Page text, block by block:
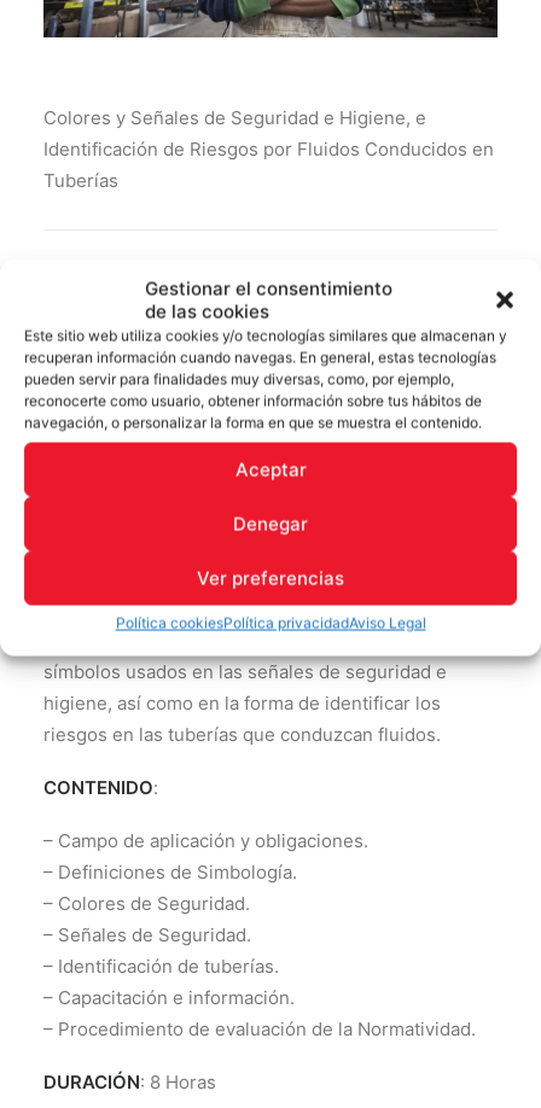
Gestionar el consentimiento
de las cookies
Este sitio web utiliza cookies y/o tecnologías similares que almacenan y
recuperan información cuando navegas. En general, estas tecnologías
pueden servir para finalidades muy diversas, como, por ejemplo,
reconocerte como usuario, obtener información sobre tus hábitos de
navegación, o personalizar la forma en que se muestra el contenido.
Aceptar
Denegar
Ver preferencias
Política cookiesPolítica privacidadAviso Legal
Colores y Señales de Seguridad e Higiene, e
Identificación de Riesgos por Fluidos Conducidos en
Tuberías
NOM-026-STPS-2008
NOM-026-STPS-2008
DESCRIPCIÓN
: Desarrollar las capacidades y habilidades
laborales relacionadas con el conocimiento e
interpretación de los colores, formas geométricas y
símbolos usados en las señales de seguridad e
higiene, así como en la forma de identificar los
riesgos en las tuberías que conduzcan fluidos.
CONTENIDO:
– Campo de aplicación y obligaciones.
– Definiciones de Simbología.
– Colores de Seguridad.
– Señales de Seguridad.
– Identificación de tuberías.
– Capacitación e información.
– Procedimiento de evaluación de la Normatividad.
DURACIÓN: 8 Horas